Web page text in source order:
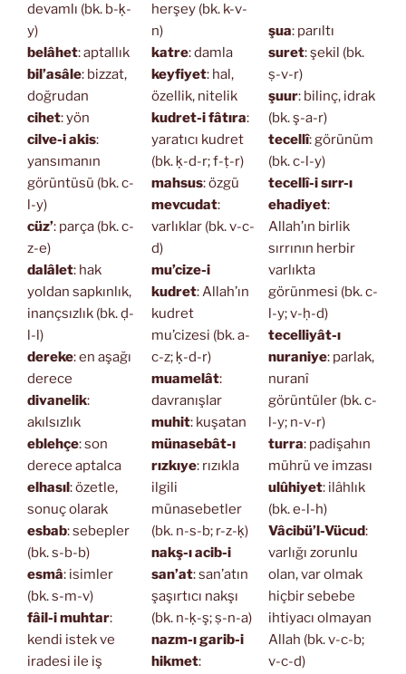
devamlı (bk. b-ḳ-
y)
belâhet: aptallık
bil’asâle: bizzat,
doğrudan
cihet: yön
cilve-i akis:
yansımanın
görüntüsü (bk. c-
l-y)
cüz’: parça (bk. c-
z-e)
dalâlet: hak
yoldan sapkınlık,
inançsızlık (bk. ḍ-
l-l)
dereke: en aşağı
derece
divanelik:
akılsızlık
eblehçe: son
derece aptalca
elhasıl : özetle,
sonuç olarak
esbab: sebepler
(bk. s-b-b)
esmâ: isimler
(bk. s-m-v)
fâil-i muhtar:
kendi istek ve
iradesi ile iş
herşey (bk. k-v-
n)
katre: damla
keyfiyet: hal,
özellik, nitelik
kudret-i fâtıra:
yaratıcı kudret
(bk. ḳ-d-r; f-ṭ-r)
mahsus: özgü
mevcudat:
varlıklar (bk. v-c-
d)
mu’cize-i
kudret: Allah’ın
kudret
mu’cizesi (bk. a-
c-z; ḳ-d-r)
muamelât:
davranışlar
muhit: kuşatan
münasebât-ı
rızkıye: rızıkla
ilgili
münasebetler
(bk. n-s-b; r-z-ḳ)
nakş-ı acib-i
san’at: san’atın
şaşırtıcı nakşı
(bk. n-ḳ-ş; ṣ-n-a)
nazm-ı garib-i
hikmet:
şua: parıltı
suret: şekil (bk.
ṣ-v-r)
şuur: bilinç, idrak
(bk. ş-a-r)
tecellî: görünüm
(bk. c-l-y)
tecellî-i sırr-ı
ehadiyet:
Allah’ın birlik
sırrının herbir
varlıkta
görünmesi (bk. c-
l-y; v-ḥ-d)
tecelliyât-ı
nuraniye: parlak,
nuranî
görüntüler (bk. c-
l-y; n-v-r)
turra: padişahın
mührü ve imzası
ulûhiyet: ilâhlık
(bk. e-l-h)
Vâcibü’l-Vücud:
varlığı zorunlu
olan, var olmak
hiçbir sebebe
ihtiyacı olmayan
Allah (bk. v-c-b;
v-c-d)